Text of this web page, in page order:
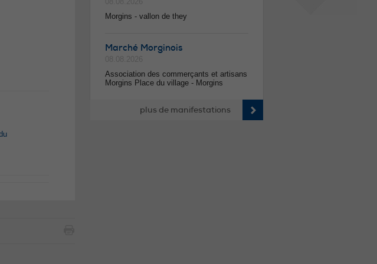
Morgins - vallon de they
Marché Morginois
Association des commerçants et artisans
Morgins Place du village - Morgins
plus de manifestations